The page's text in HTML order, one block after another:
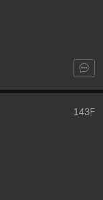
143 F